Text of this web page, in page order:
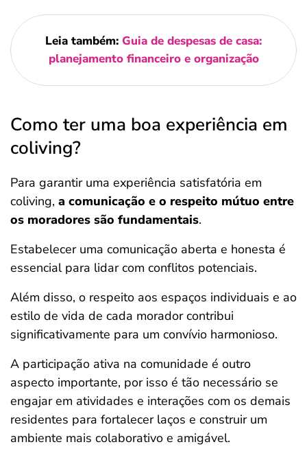
Leia também: Guia de despesas de casa:
planejamento financeiro e organização
Como ter uma boa experiência em
coliving?
Para garantir uma experiência satisfatória em
coliving, a comunicação e o respeito mútuo entre
os moradores são fundamentais.
Estabelecer uma comunicação aberta e honesta é
essencial para lidar com conflitos potenciais.
Além disso, o respeito aos espaços individuais e ao
estilo de vida de cada morador contribui
significativamente para um convívio harmonioso.
A participação ativa na comunidade é outro
aspecto importante, por isso é tão necessário se
engajar em atividades e interações com os demais
residentes para fortalecer laços e construir um
ambiente mais colaborativo e amigável.